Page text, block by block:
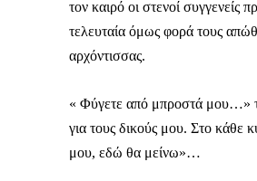
τον καιρό οι στενοί
τελευταία όμως φορά τους
αρχόντισσας.
« Φύγετε από μπροστά μου…»
για τους δικούς μου. Στο κάθε
μου, εδώ θα μείνω»…